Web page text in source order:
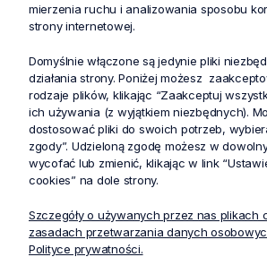
mierzenia ruchu i analizowania sposobu
strony internetowej.
Domyślnie włączone są jedynie pliki
działania strony. Poniżej możesz
rodzaje plików, klikając “Zaakceptuj
ich używania (z wyjątkiem niezbędnych).
dostosować pliki do swoich potrzeb,
zgody”. Udzieloną zgodę możesz w
wycofać lub zmienić, klikając w link
cookies” na dole strony.
Szczegóły o używanych przez nas plikach
zasadach przetwarzania danych
Polityce prywatności.